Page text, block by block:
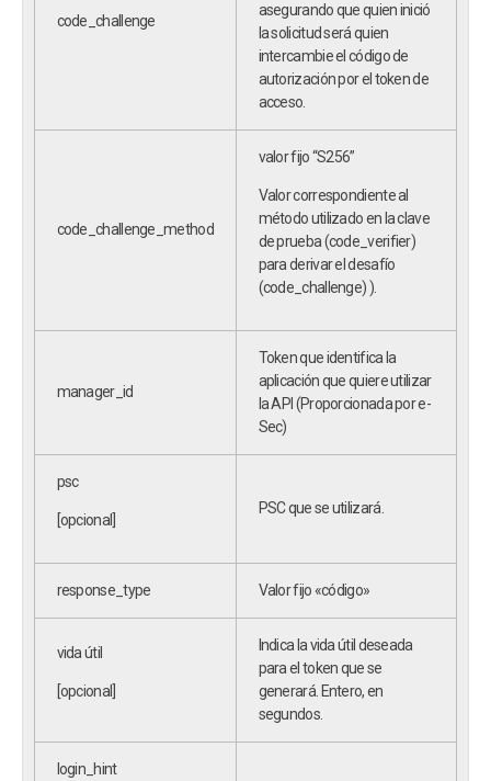
code_challenge
asegurando que quien inició
la solicitud será quien
intercambie el código de
autorización por el token de
acceso.
code_challenge_method
valor fijo “S256”
Valor correspondiente al
método utilizado en la clave
de prueba (code_verifier)
para derivar el desafío
(code_challenge) ).
manager_id
Token que identifica la
aplicación que quiere utilizar
la API (Proporcionada por e-
Sec)
psc
[opcional]
PSC que se utilizará.
response_type Valor fijo «código»
vida útil
[opcional]
Indica la vida útil deseada
para el token que se
generará. Entero, en
segundos.
login_hint